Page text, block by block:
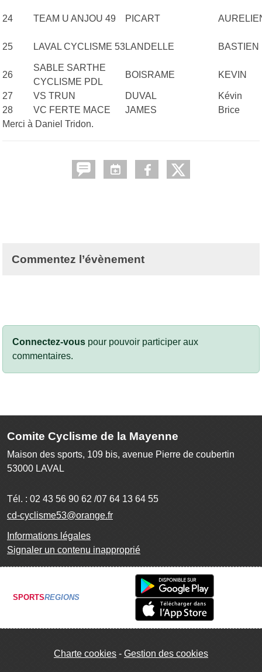
24 TEAM U ANJOU 49 PICART
25 LAVAL CYCLISME 53LANDELLE BASTIEN
26
SABLE SARTHE
CYCLISME PDL
BOISRAME KEVIN
27 VS TRUN DUVAL
Kévin
28
VC FERTE MACE JAMES
Brice
Merci à Daniel Tridon.
Commentez l’évènement
Connectez-vous pour pouvoir participer aux
commentaires.
Comite Cyclisme de la Mayenne
Maison des sports, 109 bis, avenue Pierre de coubertin
53000 LAVAL
Tél. : 02 43 56 90 62 /07 64 13 64 55
cd-cyclisme53@orange.fr
Informations légales
Signaler un contenu inapproprié
SPORTSREGIONS
Charte cookies Gestion des cookies